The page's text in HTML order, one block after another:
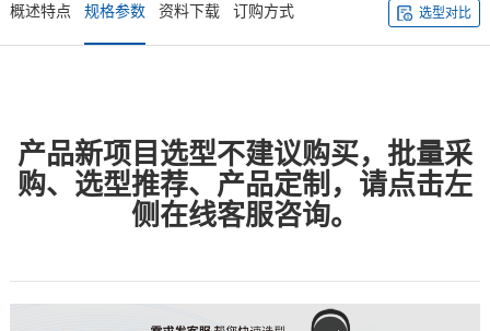
概述特点 规格参数 资料下载 订购方式 选型对比
产品新项目选型不建议购买，批量采
购、选型推荐、产品定制，请点击左
侧在线客服咨询。